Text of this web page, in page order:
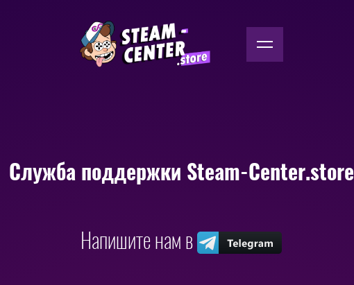
Служба поддержки Steam-Center.store
Напишите нам в